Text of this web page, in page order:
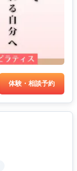
体験・相談予約